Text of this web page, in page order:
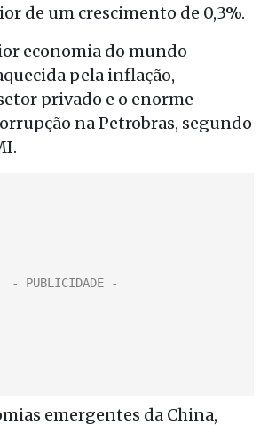
de um crescimento de 0,3%.
economia do mundo
pela inflação,
privado e o enorme
na Petrobras, segundo
emergentes da China,